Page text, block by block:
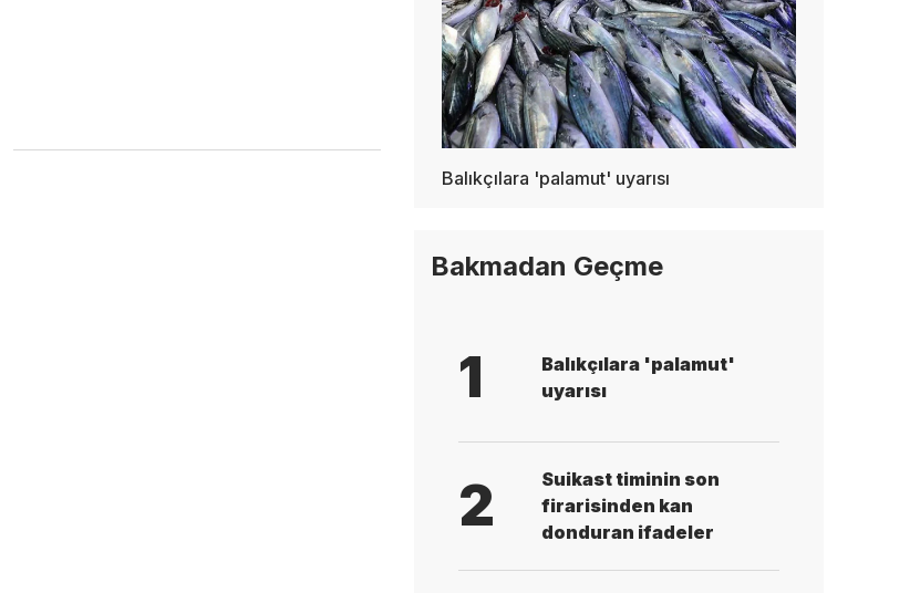
Balıkçılara 'palamut' uyarısı
Bakmadan Geçme
1
Balıkçılara 'palamut'
uyarısı
2
Suikast timinin son
firarisinden kan
donduran ifadeler